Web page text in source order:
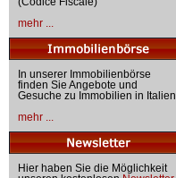
mehr ...
In unserer Immobilienbörse
finden Sie Angebote und
Gesuche zu Immobilien in Italien.
mehr ...
Hier haben Sie die Möglichkeit